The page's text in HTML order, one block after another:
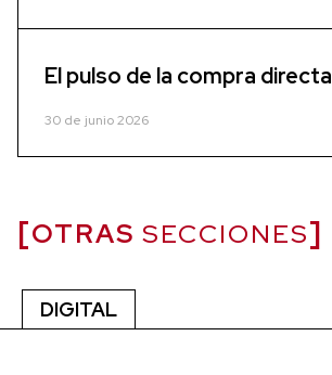
El pulso de la compra directa
30 de junio 2026
OTRAS SECCIONES
DIGITAL